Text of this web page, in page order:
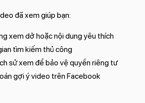
đã xem giúp bạn:
xem dở hoặc nội dung yêu thích
tìm kiếm thủ công
sử xem để bảo vệ quyền riêng tư
gợi ý video trên Facebook